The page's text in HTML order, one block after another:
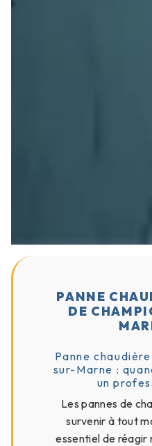
PANNE
DE
Panne
sur-Marne :
un
Les pannes de
survenir à tout
essentiel de réagir